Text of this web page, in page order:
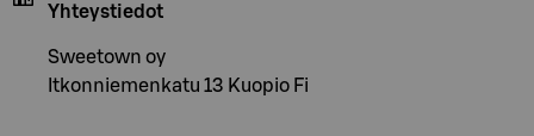
Yhteystiedot
Sweetown oy
Itkonniemenkatu 13 Kuopio Fi